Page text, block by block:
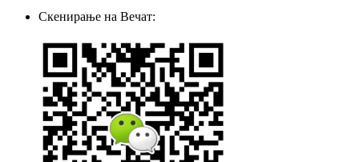
Скенирање на Вечат: